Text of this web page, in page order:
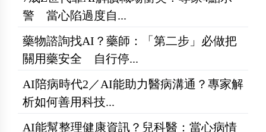
警 當心陷過度自...
藥物諮詢找AI？藥師：「第二步」必做把
關用藥安全 自行停...
AI陪病時代2／AI能助力醫病溝通？專家解
析如何善用科技...
AI能幫整理健康資訊？兒科醫：當心病情